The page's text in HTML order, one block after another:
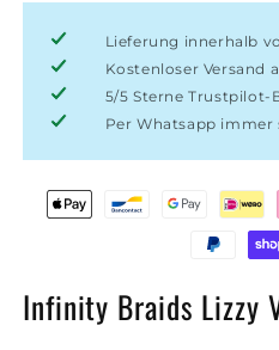
Velvet
Rebel
Velvet
Rebel
Lieferung innerhalb
Kostenloser Versand
5/5 Sterne Trustpilot-
Per Whatsapp immer
Infinity Braids Lizzy